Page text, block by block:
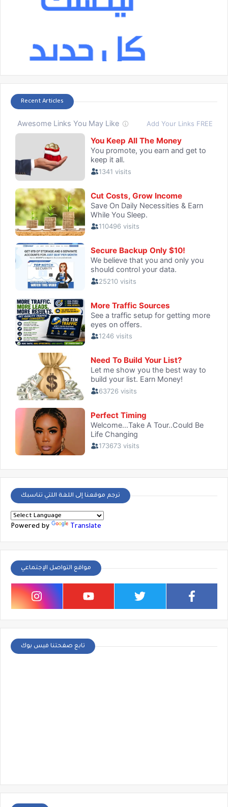
Recent Articles
ترجم موقعنا إلى اللغة اللتي تناسبك
Powered by Translate
مواقع التواصل الإجتماعي
تابع صفحتنا فيس بوك